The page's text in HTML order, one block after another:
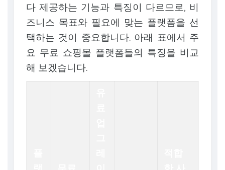
다 제공하는 기능과 특징이 다르므로, 비
즈니스 목표와 필요에 맞는 플랫폼을 선
택하는 것이 중요합니다. 아래 표에서 주
요 무료 쇼핑몰 플랫폼들의 특징을 비교
해 보겠습니다.